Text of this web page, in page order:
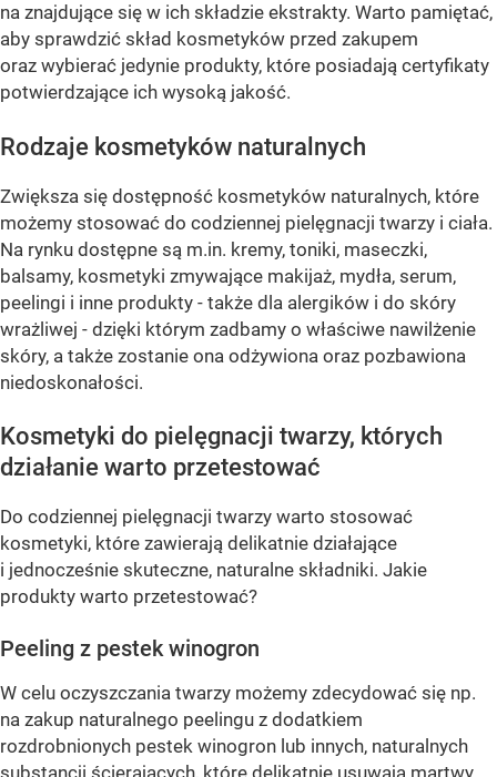
na znajdujące się w ich składzie ekstrakty. Warto pamiętać,
aby sprawdzić skład kosmetyków przed zakupem
oraz wybierać jedynie produkty, które posiadają certyfikaty
potwierdzające ich wysoką jakość.
Rodzaje kosmetyków naturalnych
Zwiększa się dostępność kosmetyków naturalnych, które
możemy stosować do codziennej pielęgnacji twarzy i ciała.
Na rynku dostępne są m.in. kremy, toniki, maseczki,
balsamy, kosmetyki zmywające makijaż, mydła, serum,
peelingi i inne produkty - także dla alergików i do skóry
wrażliwej - dzięki którym zadbamy o właściwe nawilżenie
skóry, a także zostanie ona odżywiona oraz pozbawiona
niedoskonałości.
Kosmetyki do pielęgnacji twarzy, których
działanie warto przetestować
Do codziennej pielęgnacji twarzy warto stosować
kosmetyki, które zawierają delikatnie działające
i jednocześnie skuteczne, naturalne składniki. Jakie
produkty warto przetestować?
Peeling z pestek winogron
W celu oczyszczania twarzy możemy zdecydować się np.
na zakup naturalnego peelingu z dodatkiem
rozdrobnionych pestek winogron lub innych, naturalnych
substancji ścierających, które delikatnie usuwają martwy